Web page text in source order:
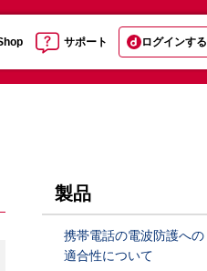
サポート ログインする
製品
携帯電話の電波防護への
適合性について